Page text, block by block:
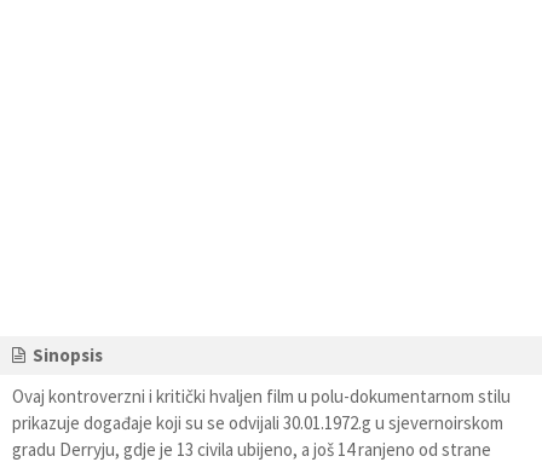
Sinopsis
Ovaj kontroverzni i kritički hvaljen film u polu-dokumentarnom stilu
prikazuje događaje koji su se odvijali 30.01.1972.g u sjevernoirskom
gradu Derryju, gdje je 13 civila ubijeno, a još 14 ranjeno od strane